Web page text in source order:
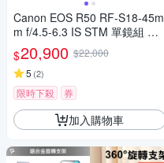
Canon EOS R50 RF-S18-45m
m f/4.5-6.3 IS STM 單鏡組 公
司貨
$20,900 $22,000
5 (2)
限時下殺 券
加入購物車